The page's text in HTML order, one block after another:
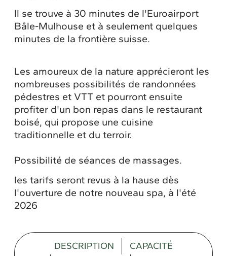
Il se trouve à 30 minutes de l'Euroairport
Bâle-Mulhouse et à seulement quelques
minutes de la frontière suisse.
Les amoureux de la nature apprécieront les
nombreuses possibilités de randonnées
pédestres et VTT et pourront ensuite
profiter d'un bon repas dans le restaurant
boisé, qui propose une cuisine
traditionnelle et du terroir.
Possibilité de séances de massages.
les tarifs seront revus à la hause dès
l'ouverture de notre nouveau spa, à l'été
2026
DESCRIPTION
CAPACITÉ